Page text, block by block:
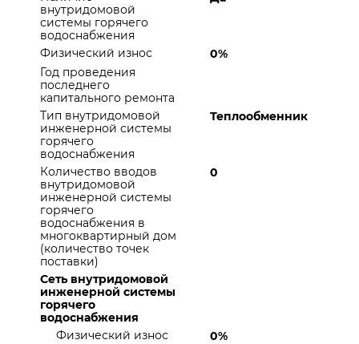
внутридомовой
системы горячего
водоснабжения
Физический износ
0%
Год проведения
последнего
капитального ремонта
Тип внутридомовой
инженерной системы
горячего
водоснабжения
Теплообменник
Количество вводов
внутридомовой
инженерной системы
горячего
водоснабжения в
многоквартирный дом
(количество точек
поставки)
0
Сеть внутридомовой
инженерной системы
горячего
водоснабжения
Физический износ
0%